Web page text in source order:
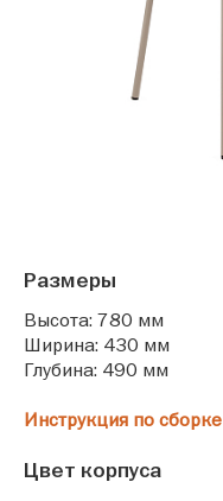
Размеры
Высота: 780 мм
Ширина: 430 мм
Глубина: 490 мм
Инструкция по сборке
Цвет корпуса